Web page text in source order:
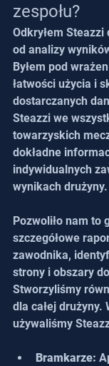
zespołu?
Odkryłem
od analizy
Byłem pod
łatwości użycia i
dostarczanych
Steazzi we
towarzyskich
dokładne
indywidualnych
wynikach drużyny.
Pozwoliło nam to
szczegółowe
zawodnika,
strony i obszary
Stworzyliśmy
dla całej drużyny.
używaliśmy
Bramkarze: